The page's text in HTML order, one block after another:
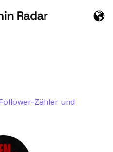
Zähler und